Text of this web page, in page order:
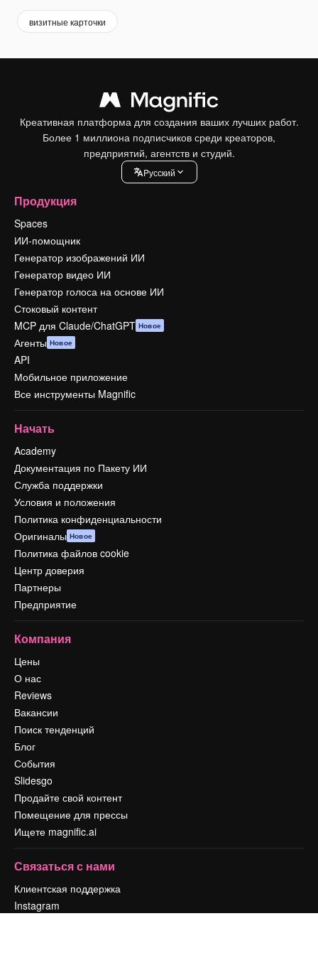
визитные карточки
Креативная платформа для создания ваших лучших работ.
Более 1 миллиона подписчиков среди креаторов,
предприятий, агентств и студий.
Pусский
Продукция
Spaces
ИИ-помощник
Генератор изображений ИИ
Генератор видео ИИ
Генератор голоса на основе ИИ
Стоковый контент
MCP для Claude/ChatGPT Новое
Агенты Новое
API
Мобильное приложение
Все инструменты Magnific
Начать
Academy
Документация по Пакету ИИ
Служба поддержки
Условия и положения
Политика конфиденциальности
Оригиналы Новое
Политика файлов cookie
Центр доверия
Партнеры
Предприятие
Компания
Цены
О нас
Reviews
Вакансии
Поиск тенденций
Блог
События
Slidesgo
Продайте свой контент
Помещение для прессы
Ищете magnific.ai
Связаться с нами
Клиентская поддержка
Instagram